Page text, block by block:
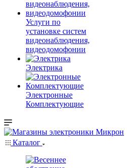
Услуги по
установке систем
видеонаблюдения,
видеодомофонии
Электрика
Электронные
Комплектующие
Каталог